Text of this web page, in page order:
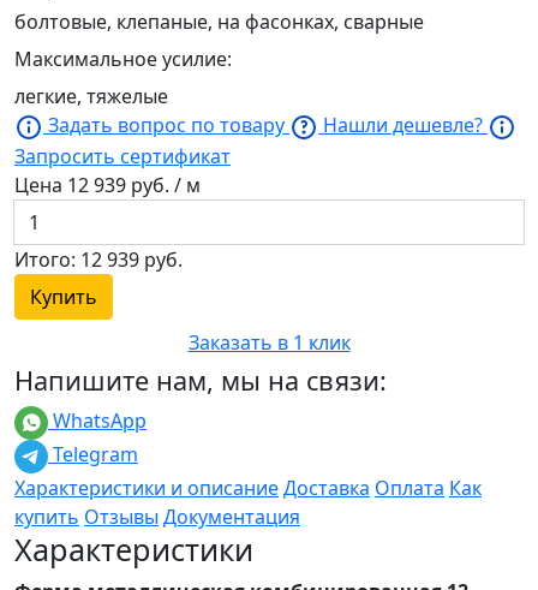
болтовые, клепаные, на фасонках, сварные
Максимальное усилие:
легкие, тяжелые
Задать вопрос по товару
Нашли дешевле?
Запросить сертификат
Цена 12 939 руб. / м
Итого: 12 939 руб.
Купить
Заказать в 1 клик
Напишите нам, мы на связи:
WhatsApp
Telegram
Характеристики и описаниеДоставка Оплата Как
купить Отзывы Документация
Характеристики